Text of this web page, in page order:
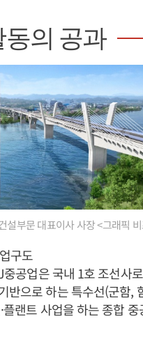
의 공과
설부문 대표이사 사장 <그래픽
구도
공업은 국내 1호 조선사
반으로 하는 특수선(군함,
플랜트 사업을 하는 종합